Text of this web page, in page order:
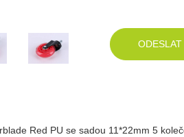
Red PU se sadou 11*22mm 5